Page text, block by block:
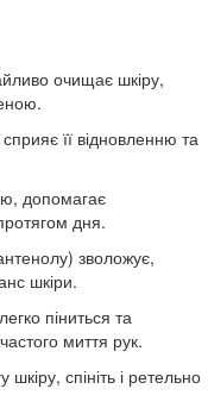
очищає шкіру,
її відновленню та
допомагає
дня.
зволожує,
шкіри.
піниться та
миття рук.
шкіру, спініть і ретельно